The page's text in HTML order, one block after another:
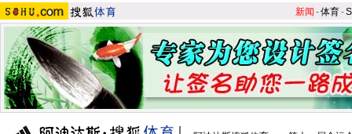
新闻 -体育-S